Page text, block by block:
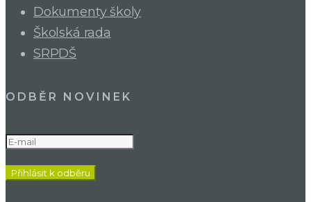
Dokumenty školy
Školská rada
SRPDŠ
ODBĚR NOVINEK